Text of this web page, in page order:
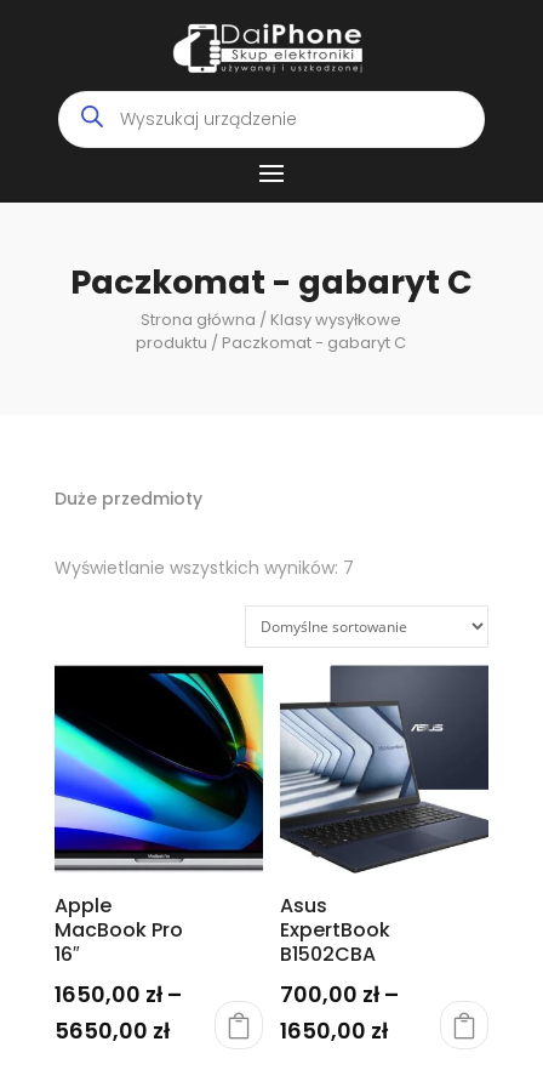
Wyszukiwarka
produktów
Paczkomat - gabaryt C
Strona główna / Klasy wysyłkowe
produktu / Paczkomat - gabaryt C
Duże przedmioty
Wyświetlanie wszystkich wyników: 7
Apple
MacBook Pro
16″
1650,00 zł –
5650,00 złZakres
Asus
ExpertBook
B1502CBA
700,00 zł –
1650,00 złZakres